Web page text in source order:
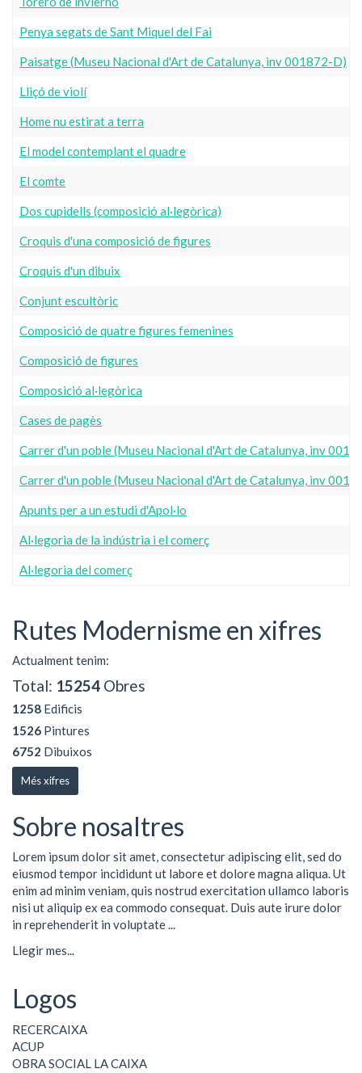
Penya segats de Sant Miquel del Fai
Paisatge (Museu Nacional d'Art de Catalunya, inv 001872-D)
Lliçó de violí
Home nu estirat a terra
El model contemplant el quadre
El comte
Dos cupidells (composició al·legòrica)
Croquis d'una composició de figures
Croquis d'un dibuix
Conjunt escultòric
Composició de quatre figures femenines
Composició de figures
Composició al·legòrica
Cases de pagès
Carrer d'un poble (Museu Nacional d'Art de Catalunya, inv
Carrer d'un poble (Museu Nacional d'Art de Catalunya, inv
Apunts per a un estudi d'Apol·lo
Al·legoria de la indústria i el comerç
Al·legoria del comerç
Rutes Modernisme en xifres
Actualment tenim:
Total: 15254 Obres
1258 Edificis
1526 Pintures
6752 Dibuixos
Més xifres
Sobre nosaltres
Lorem ipsum dolor sit amet, consectetur adipiscing elit, sed do
eiusmod tempor incididunt ut labore et dolore magna aliqua. Ut
enim ad minim veniam, quis nostrud exercitation ullamco laboris
nisi ut aliquip ex ea commodo consequat. Duis aute irure dolor
in reprehenderit in voluptate ...
Llegir mes...
Logos
RECERCAIXA
ACUP
OBRA SOCIAL LA CAIXA